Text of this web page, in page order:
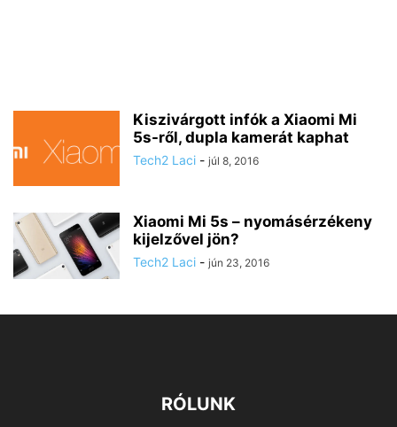
Kiszivárgott infók a Xiaomi Mi
5s-ről, dupla kamerát kaphat
Tech2 Laci - júl 8, 2016
Xiaomi Mi 5s – nyomásérzékeny
kijelzővel jön?
Tech2 Laci - jún 23, 2016
RÓLUNK